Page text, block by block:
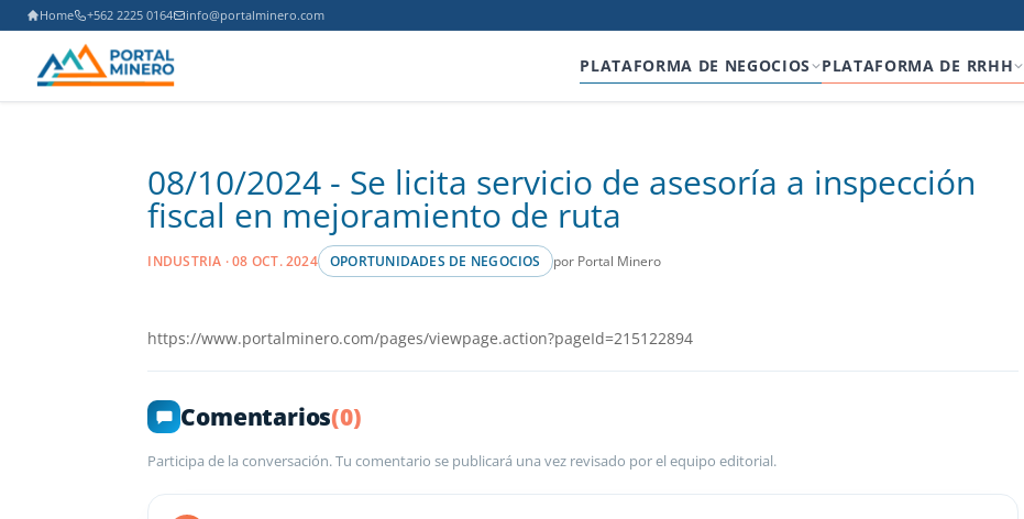
Home +562 2225 0164 info@portalminero.com
PLATAFORMA DE NEGOCIOS PLATAFORMA DE RRHH
08/10/2024 - Se licita servicio de asesoría a inspección
fiscal en mejoramiento de ruta
INDUSTRIA · 08 OCT. 2024 OPORTUNIDADES DE NEGOCIOS por Portal Minero
https://www.portalminero.com/pages/viewpage.action?pageId=215122894
Comentarios(0)
Participa de la conversación. Tu comentario se publicará una vez revisado por el equipo editorial.